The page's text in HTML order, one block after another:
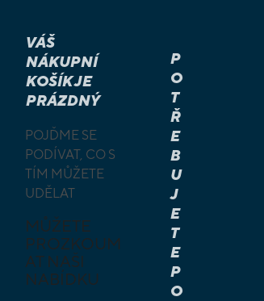
VÁŠ
NÁKUPNÍ
KOŠÍK JE
PRÁZDNÝ
POJĎME SE
PODÍVAT, CO S
TÍM MŮŽETE
UDĚLAT
MŮŽETE
PROZKOUM
AT NAŠI
NABÍDKU
P
O
T
Ř
E
B
U
J
E
T
E
P
O